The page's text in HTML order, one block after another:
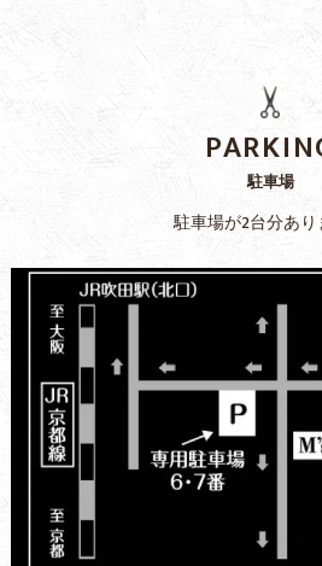
駐車場
駐車場が2台分あり